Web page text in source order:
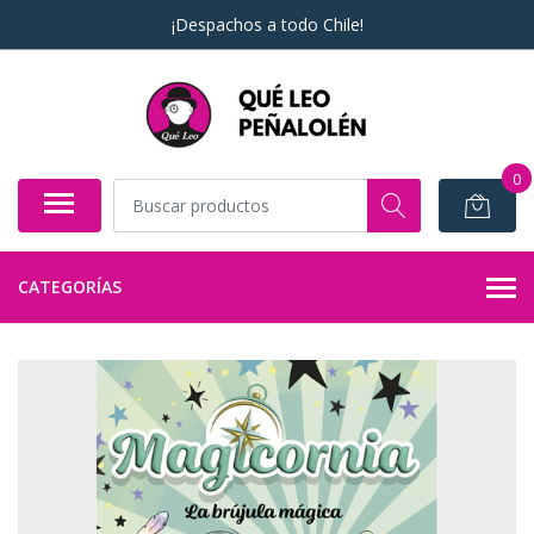
¡Despachos a todo Chile!
0
CATEGORÍAS